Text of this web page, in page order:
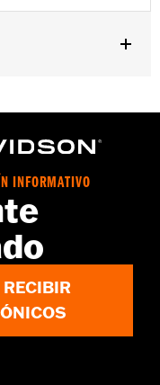
y las juntas
to
INFORMATIVO